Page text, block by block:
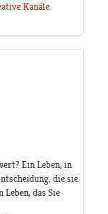
Kanäle
Ein Leben, in
die sie
das Sie